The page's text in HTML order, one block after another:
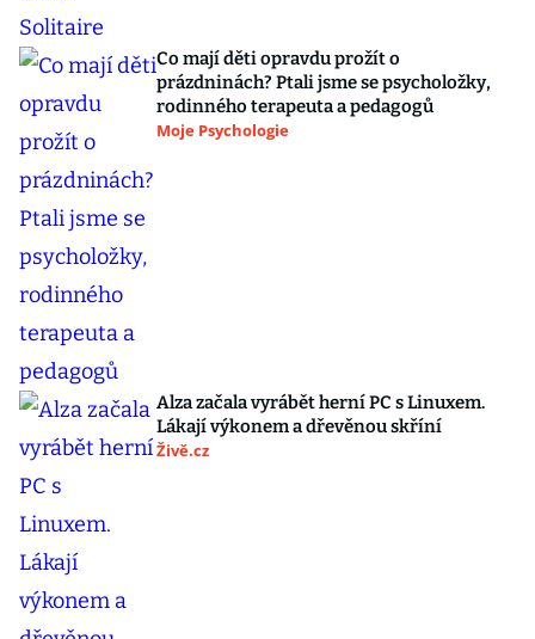
Co mají děti opravdu prožít o
prázdninách? Ptali jsme se psycholožky,
rodinného terapeuta a pedagogů
Moje Psychologie
Alza začala vyrábět herní PC s Linuxem.
Lákají výkonem a dřevěnou skříní
Živě.cz